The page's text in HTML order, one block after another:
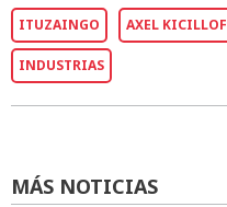
ITUZAINGO AXEL KICILLOF
INDUSTRIAS
MÁS NOTICIAS